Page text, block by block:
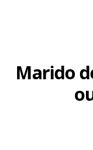
Marido